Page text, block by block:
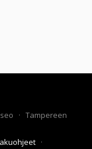
· Tampereen
·